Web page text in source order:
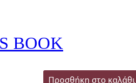
BOOK
Προσθήκη στο καλάθι